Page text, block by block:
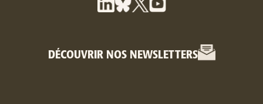
DÉCOUVRIR NOS NEWSLETTERS